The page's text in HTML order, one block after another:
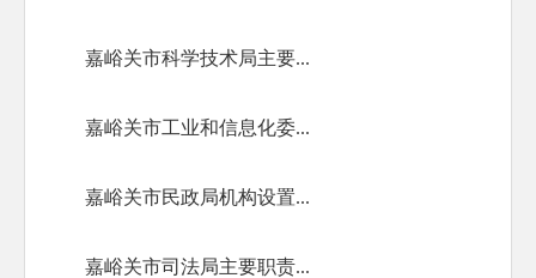
嘉峪关市科学技术局主要...
嘉峪关市工业和信息化委...
嘉峪关市民政局机构设置...
嘉峪关市司法局主要职责...